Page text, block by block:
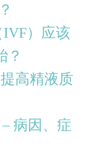
）应该
？
高精液质
病因、症